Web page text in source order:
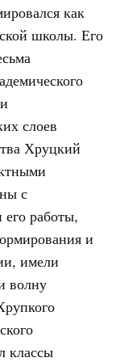
как
школы. Его
слоев
Хруцкий
с
работы,
и
имели
волну
классы